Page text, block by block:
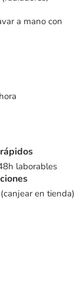
a mano con
laborables
en tienda)